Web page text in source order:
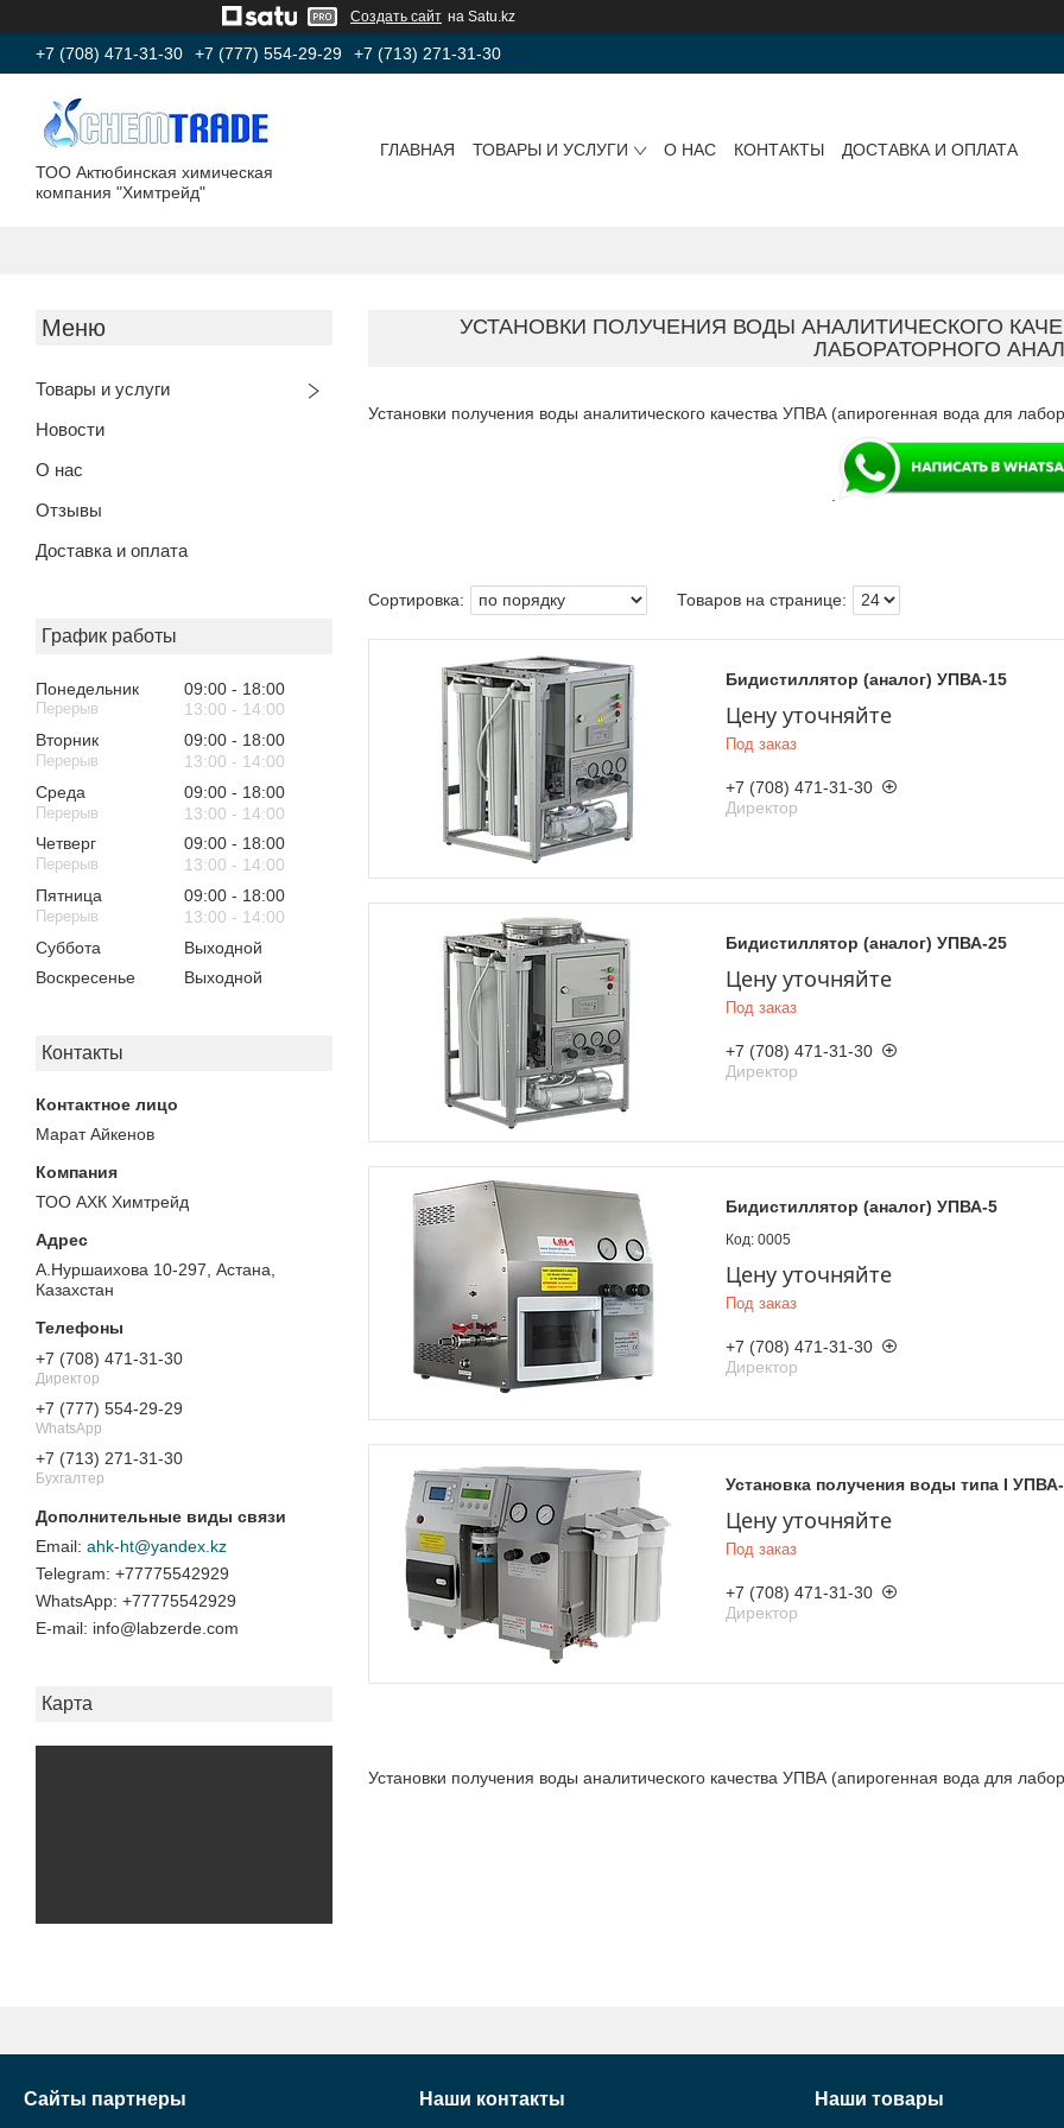
Создать сайт на Satu.kz
+7 (708) 471-31-30 +7 (777) 554-29-29 +7 (713) 271-31-30
ТОО Актюбинская химическая
компания "Химтрейд"
ГЛАВНАЯ ТОВАРЫ И УСЛУГИ О НАС КОНТАКТЫ ДОСТАВКА И ОПЛАТА
Товары и услуги
Новости
О нас
Отзывы
Доставка и оплата
График работы
Понедельник 09:00
18:00
13:00
14:00
Вторник
09:00
18:00
13:00
14:00
Среда
09:00
18:00
13:00
14:00
Четверг
09:00
18:00
13:00
14:00
Пятница
09:00
18:00
13:00
14:00
Суббота
Выходной
Воскресенье
Выходной
Контакты
Марат Айкенов
ТОО АХК Химтрейд
А.Нуршаихова 10-297, Астана,
Казахстан
+7 (708) 471-31-30
Директор
+7 (777) 554-29-29
WhatsApp
+7 (713) 271-31-30
Бухгалтер
ahk-ht@yandex.kz
+77775542929
+77775542929
E-mail info@labzerde.com
Карта
УСТАНОВКИ ПОЛУЧЕНИЯ ВОДЫ АНАЛИТИЧЕСКОГО
ЛАБОРАТОРНОГО
Установки получения воды аналитического качества УПВА (апирогенная вода для
Бидистиллятор (аналог) УПВА-15
Цену уточняйте
Под заказ
+7 (708) 471-31-30
Директор
Бидистиллятор (аналог) УПВА-25
Цену уточняйте
Под заказ
+7 (708) 471-31-30
Директор
Бидистиллятор (аналог) УПВА-5
0005
Цену уточняйте
Под заказ
+7 (708) 471-31-30
Директор
Установка получения воды типа I
Цену уточняйте
Под заказ
+7 (708) 471-31-30
Директор
Установки получения воды аналитического качества УПВА (апирогенная вода для
Сайты партнеры Наши контакты Наши товары